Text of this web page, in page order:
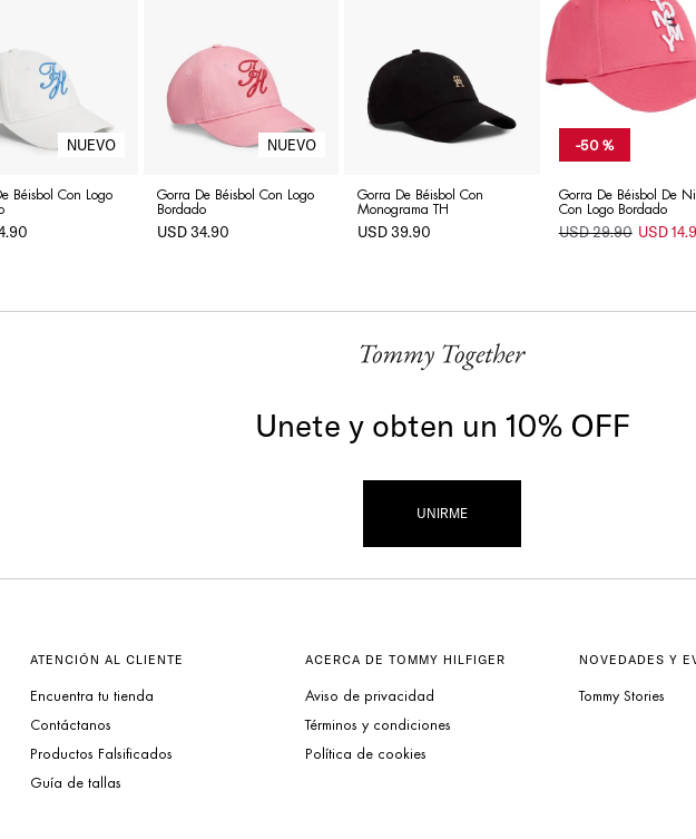
Béisbol Con Logo
.90
Gorra De Béisbol Con Logo
Bordado
USD 34.90
Gorra De Béisbol Con
Monograma TH
USD39.90
-50 %
Gorra De Béisbol De
Con Logo Bordado
USD 14.
USD29.90
Unete y obten un 10% OFF
UNIRME
ATENCIÓN AL CLIENTE
Encuentra tu tienda
Contáctanos
Productos Falsificados
Guía de tallas
ACERCA DE TOMMY HILFIGER
Aviso de privacidad
Términos y condiciones
Política de cookies
NOVEDADES Y
Tommy Stories